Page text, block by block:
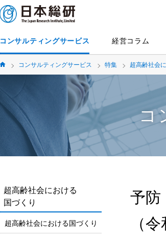
コンサルティングサービス 経営コラム
コンサルティングサービス 特集 超高齢社会
コ
予防
（
超高齢社会における
国づくり
超高齢社会における国づくり